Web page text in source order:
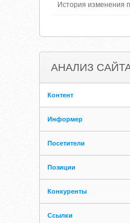
История изменения
АНАЛИЗ
Контент
Информер
Посетители
Позиции
Конкуренты
Ссылки